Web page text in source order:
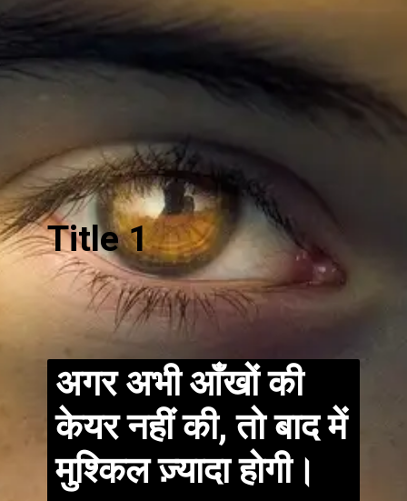
Title 1
अगर अभी आँखों की
केयर नहीं की, तो बाद में
मुश्किल ज़्यादा होगी।